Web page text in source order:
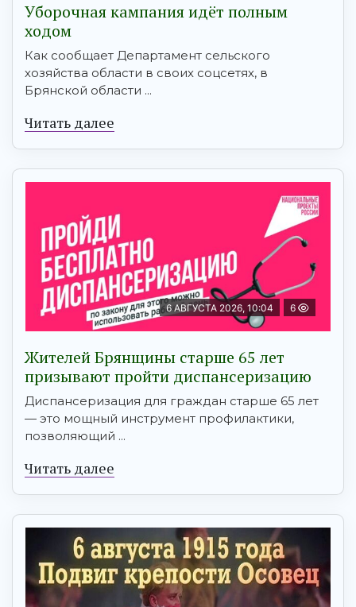
Уборочная кампания идёт полным
ходом
Как сообщает Департамент сельского
хозяйства области в своих соцсетях, в
Брянской области ...
Читать далее
6 АВГУСТА 2026, 10:04 6
Жителей Брянщины старше 65 лет
призывают пройти диспансеризацию
Диспансеризация для граждан старше 65 лет
— это мощный инструмент профилактики,
позволяющий ...
Читать далее